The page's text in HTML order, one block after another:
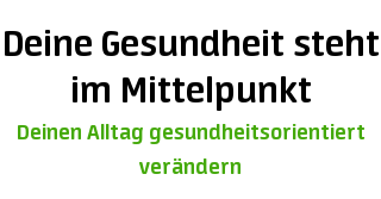
Deine Gesundheit steht
im Mittelpunkt
Deinen Alltag gesundheitsorientiert
verändern